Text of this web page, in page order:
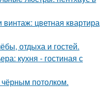
винтаж: цветная квартира
отдыха и гостей.
кухня - гостиная с
потолком.